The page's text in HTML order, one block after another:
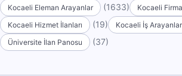
Kocaeli Eleman Arayanlar
(1633) Kocaeli
Kocaeli Hizmet İlanları (19) Kocaeli İş Arayanlar
Üniversite İlan Panosu (37)